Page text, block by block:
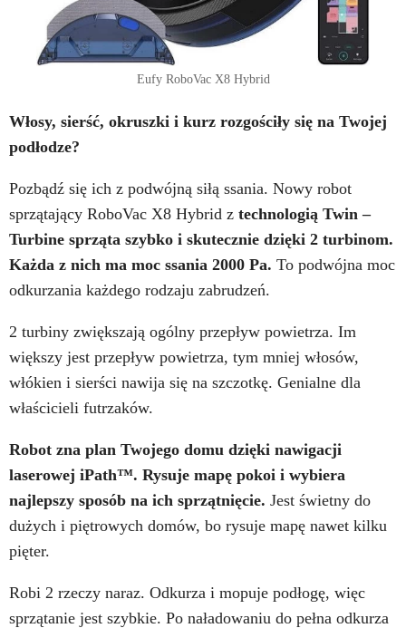
Eufy RoboVac X8 Hybrid
Włosy, sierść, okruszki i kurz rozgościły się na Twojej
podłodze?
Pozbądź się ich z podwójną siłą ssania. Nowy robot
sprzątający RoboVac X8 Hybrid z technologią Twin –
Turbine sprząta szybko i skutecznie dzięki 2 turbinom.
Każda z nich ma moc ssania 2000 Pa. To podwójna moc
odkurzania każdego rodzaju zabrudzeń.
2 turbiny zwiększają ogólny przepływ powietrza. Im
większy jest przepływ powietrza, tym mniej włosów,
włókien i sierści nawija się na szczotkę. Genialne dla
właścicieli futrzaków.
Robot zna plan Twojego domu dzięki nawigacji
laserowej iPath™. Rysuje mapę pokoi i wybiera
najlepszy sposób na ich sprzątnięcie. Jest świetny do
dużych i piętrowych domów, bo rysuje mapę nawet kilku
pięter.
Robi 2 rzeczy naraz. Odkurza i mopuje podłogę, więc
sprzątanie jest szybkie. Po naładowaniu do pełna odkurza